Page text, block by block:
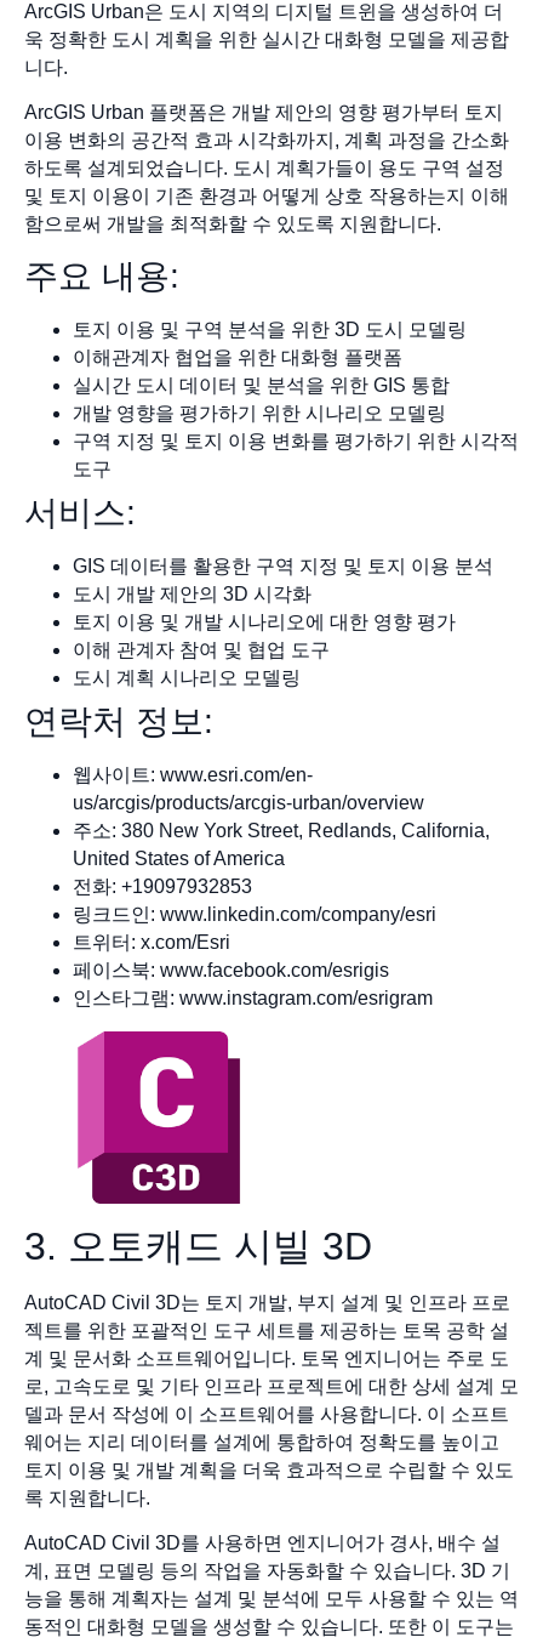
ArcGIS Urban은 도시 지역의 디지털 트윈을 생성하여 더
욱 정확한 도시 계획을 위한 실시간 대화형 모델을 제공합
니다.
ArcGIS Urban 플랫폼은 개발 제안의 영향 평가부터 토지
이용 변화의 공간적 효과 시각화까지, 계획 과정을 간소화
하도록 설계되었습니다. 도시 계획가들이 용도 구역 설정
및 토지 이용이 기존 환경과 어떻게 상호 작용하는지 이해
함으로써 개발을 최적화할 수 있도록 지원합니다.
주요 내용:
토지 이용 및 구역 분석을 위한 3D 도시 모델링
이해관계자 협업을 위한 대화형 플랫폼
실시간 도시 데이터 및 분석을 위한 GIS 통합
개발 영향을 평가하기 위한 시나리오 모델링
구역 지정 및 토지 이용 변화를 평가하기 위한 시각적
도구
서비스:
GIS 데이터를 활용한 구역 지정 및 토지 이용 분석
도시 개발 제안의 3D 시각화
토지 이용 및 개발 시나리오에 대한 영향 평가
이해 관계자 참여 및 협업 도구
도시 계획 시나리오 모델링
연락처 정보:
웹사이트: www.esri.com/en-
us/arcgis/products/arcgis-urban/overview
주소: 380 New York Street, Redlands, California,
United States of America
전화: +19097932853
링크드인: www.linkedin.com/company/esri
트위터: x.com/Esri
페이스북: www.facebook.com/esrigis
인스타그램: www.instagram.com/esrigram
3. 오토캐드 시빌 3D
AutoCAD Civil 3D는 토지 개발, 부지 설계 및 인프라 프로
젝트를 위한 포괄적인 도구 세트를 제공하는 토목 공학 설
계 및 문서화 소프트웨어입니다. 토목 엔지니어는 주로 도
로, 고속도로 및 기타 인프라 프로젝트에 대한 상세 설계 모
델과 문서 작성에 이 소프트웨어를 사용합니다. 이 소프트
웨어는 지리 데이터를 설계에 통합하여 정확도를 높이고
토지 이용 및 개발 계획을 더욱 효과적으로 수립할 수 있도
록 지원합니다.
AutoCAD Civil 3D를 사용하면 엔지니어가 경사, 배수 설
계, 표면 모델링 등의 작업을 자동화할 수 있습니다. 3D 기
능을 통해 계획자는 설계 및 분석에 모두 사용할 수 있는 역
동적인 대화형 모델을 생성할 수 있습니다. 또한 이 도구는